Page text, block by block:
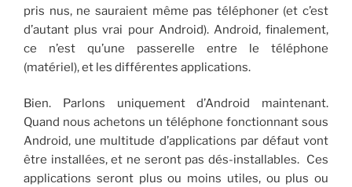
pris nus, ne sauraient même pas téléphoner (et c’est
d’autant plus vrai pour Android). Android, finalement,
ce n’est qu’une passerelle entre le téléphone
(matériel), et les différentes applications.
Bien. Parlons uniquement d’Android maintenant.
Quand nous achetons un téléphone fonctionnant sous
Android, une multitude d’applications par défaut vont
être installées, et ne seront pas dés-installables. Ces
applications seront plus ou moins utiles, ou plus ou